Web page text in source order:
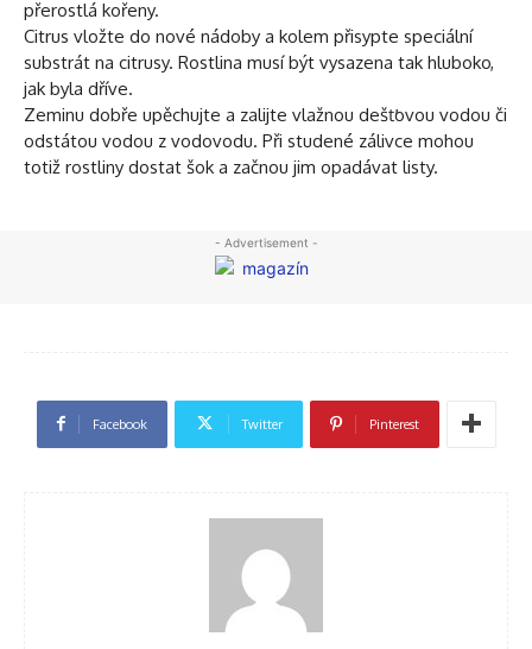
přerostlá kořeny.
Citrus vložte do nové nádoby a kolem přisypte speciální
substrát na citrusy. Rostlina musí být vysazena tak hluboko,
jak byla dříve.
Zeminu dobře upěchujte a zalijte vlažnou dešťovou vodou či
odstátou vodou z vodovodu. Při studené zálivce mohou
totiž rostliny dostat šok a začnou jim opadávat listy.
- Advertisement -
Facebook Twitter Pinterest